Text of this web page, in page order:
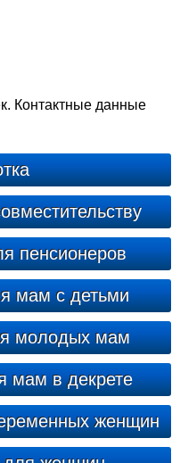
Контактные данные
пенсионеров
мам с детьми
молодых мам
мам в декрете
женщин